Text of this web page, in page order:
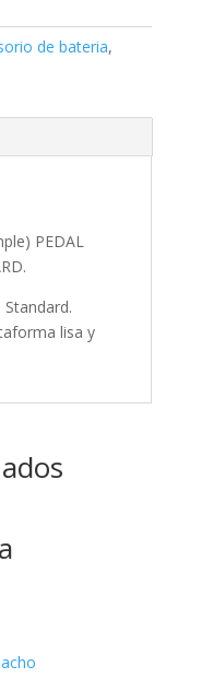
de bateria,
PEDAL
lisa y